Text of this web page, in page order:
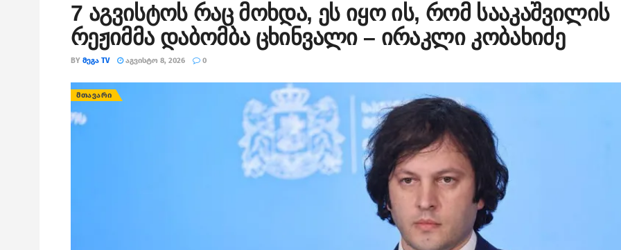
7 აგვისტოს რაც მოხდა, ეს იყო ის, რომ სააკაშვილის
რეჟიმმა დაბომბა ცხინვალი – ირაკლი კობახიძე
BY ᲛᲔᲒᲐ TV ᲐᲒᲕᲘᲡᲢᲝ 8, 2026 0
ᲛᲗᲐᲕᲐᲠᲘ